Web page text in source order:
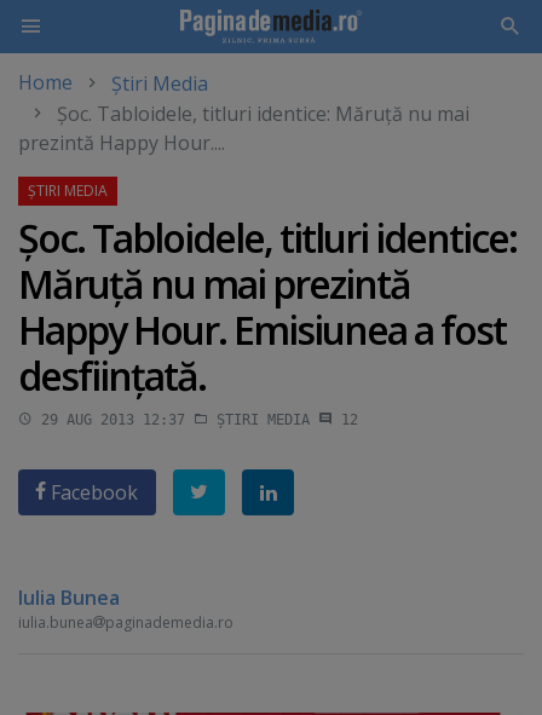
main
content
Home
Știri Media
Şoc. Tabloidele, titluri identice: Măruţă nu mai
prezintă Happy Hour....
Şoc. Tabloidele, titluri identice:
Măruţă nu mai prezintă
Happy Hour. Emisiunea a fost
desfiinţată.
29 AUG 2013 12:37 ȘTIRI MEDIA 12
Facebook
Iulia Bunea
iulia.bunea paginademedia.ro